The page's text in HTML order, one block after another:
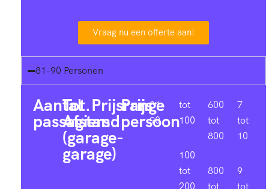
Vraag nu een offerte aan!
81-90 Personen
Aantal
passagiers
Tot.
Afstand
(garage-
garage)
Prijsrange
Prijs
persoon
81-
90
tot
100
100
tot
200
600
tot
800
800
tot
7
tot
10
9
tot